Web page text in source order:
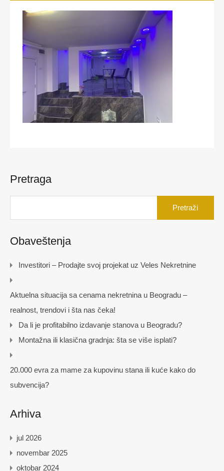
Pretraga
Obaveštenja
Investitori – Prodajte svoj projekat uz Veles Nekretnine
Aktuelna situacija sa cenama nekretnina u Beogradu –
realnost, trendovi i šta nas čeka!
Da li je profitabilno izdavanje stanova u Beogradu?
Montažna ili klasična gradnja: šta se više isplati?
20.000 evra za mame za kupovinu stana ili kuće kako do
subvencija?
Arhiva
jul 2026
novembar 2025
oktobar 2024